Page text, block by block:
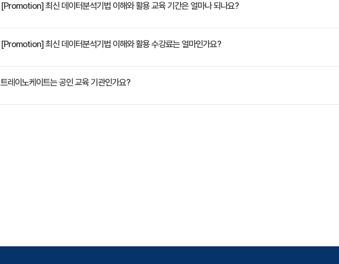
데이터 배열의 Selection, Indexing, Slicing에 대해 학습 Advanced Indexing Options ,Handling에 대해 학습 지
[Promotion] 최신 데이터분석기법 이해와 활용 교육 기간은 얼마나 되나요?
2일 과정입니다. 상세 일정은 교육 페이지에서 확인하실 수 있습니다.
[Promotion] 최신 데이터분석기법 이해와 활용 수강료는 얼마인가요?
수강료는 800,000원(VAT 별도)입니다. 고용보험 환급 및 기업 할인 혜택이 적용될 수 있으니 자세한 내용은 트레이노
트레이노케이트는 공인 교육 기관인가요?